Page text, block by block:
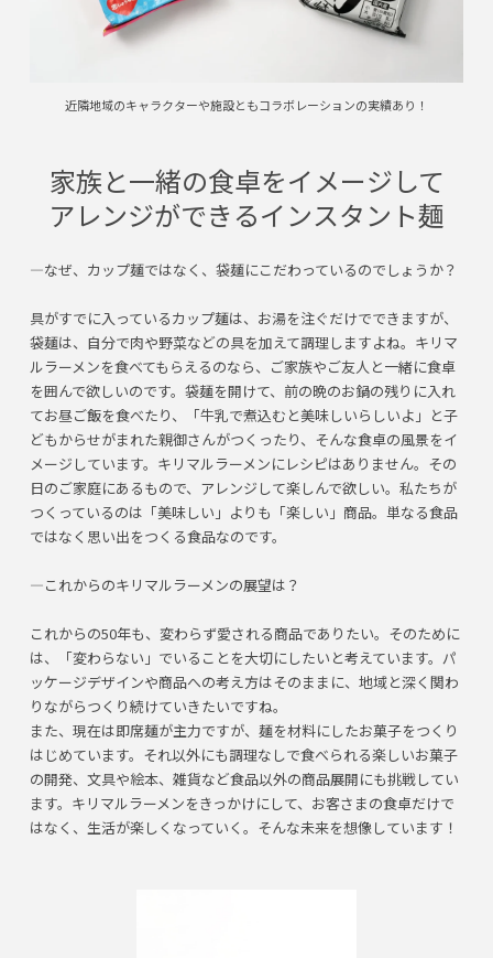
近隣地域のキャラクターや施設ともコラボレーションの実績あり！
家族と一緒の食卓をイメージして
アレンジができるインスタント麺
―なぜ、カップ麺ではなく、袋麺にこだわっているのでしょうか？
具がすでに入っているカップ麺は、お湯を注ぐだけでできますが、
袋麺は、自分で肉や野菜などの具を加えて調理しますよね。キリマ
ルラーメンを食べてもらえるのなら、ご家族やご友人と一緒に食卓
を囲んで欲しいのです。袋麺を開けて、前の晩のお鍋の残りに入れ
てお昼ご飯を食べたり、「牛乳で煮込むと美味しいらしいよ」と子
どもからせがまれた親御さんがつくったり、そんな食卓の風景をイ
メージしています。キリマルラーメンにレシピはありません。その
日のご家庭にあるもので、アレンジして楽しんで欲しい。私たちが
つくっているのは「美味しい」よりも「楽しい」商品。単なる食品
ではなく思い出をつくる食品なのです。
―これからのキリマルラーメンの展望は？
これからの50年も、変わらず愛される商品でありたい。そのために
は、「変わらない」でいることを大切にしたいと考えています。パ
ッケージデザインや商品への考え方はそのままに、地域と深く関わ
りながらつくり続けていきたいですね。
また、現在は即席麺が主力ですが、麺を材料にしたお菓子をつくり
はじめています。それ以外にも調理なしで食べられる楽しいお菓子
の開発、文具や絵本、雑貨など食品以外の商品展開にも挑戦してい
ます。キリマルラーメンをきっかけにして、お客さまの食卓だけで
はなく、生活が楽しくなっていく。そんな未来を想像しています！